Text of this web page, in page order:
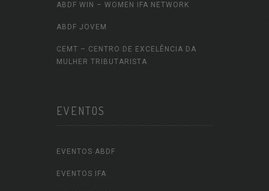
ABDF WIN – WOMEN IFA NETWORK
ABDF JOVEM
CEMT – CENTRO DE EXCELÊNCIA DA
MULHER TRIBUTARISTA
EVENTOS
EVENTOS ABDF
EVENTOS IFA